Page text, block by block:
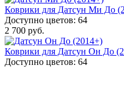
Коврики для Датсун Ми До
Доступно цветов: 64
2 700 руб.
Коврики для Датсун Он До
Доступно цветов: 64